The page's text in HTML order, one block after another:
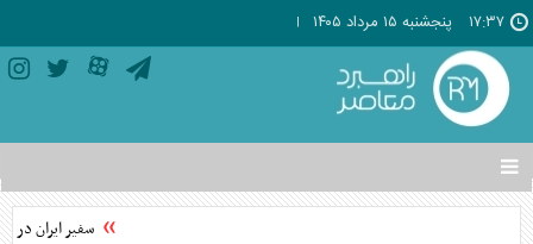
۱۷:۳۷ پنجشنبه ۱۵ مرداد ۱۴۰۵
تغییر
وضعیت
منوی
سفیر ایران در